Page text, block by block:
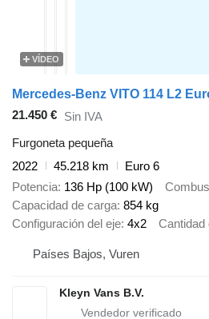
VÍDEO
Mercedes-Benz VITO 114 L2
21.450 € Sin IVA
Furgoneta pequeña
2022
45.218 km
Euro 6
Potencia 136 Hp (100 kW)
Capacidad de carga 854 kg
Configuración del eje 4x2 Cantidad
Países Bajos, Vuren
Kleyn Vans B.V.